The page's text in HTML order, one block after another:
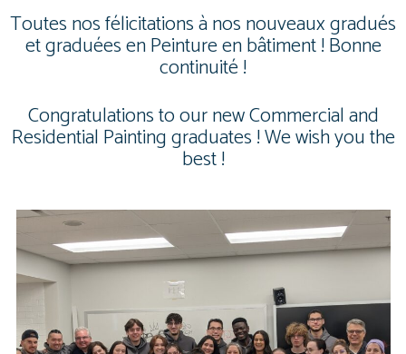
Toutes nos félicitations à nos nouveaux gradués
et graduées en Peinture en bâtiment ! Bonne
continuité !
Congratulations to our new Commercial and
Residential Painting graduates ! We wish you the
best !